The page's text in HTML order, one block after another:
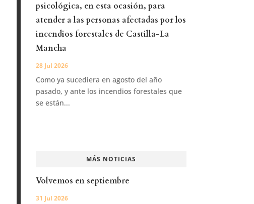
psicológica, en esta ocasión, para
atender a las personas afectadas por los
incendios forestales de Castilla-La
Mancha
28 Jul 2026
Como ya sucediera en agosto del año
pasado, y ante los incendios forestales que
se están...
MÁS NOTICIAS
Volvemos en septiembre
31 Jul 2026